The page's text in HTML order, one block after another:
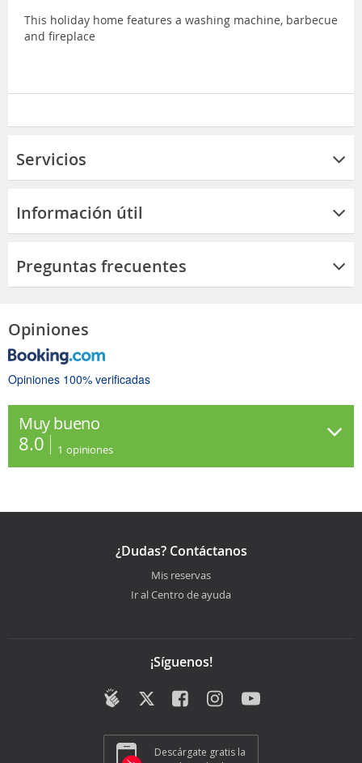
This holiday home features a washing machine, barbecue
and fireplace
Servicios
Información útil
Preguntas frecuentes
Opiniones
Opiniones 100% verificadas
Muy bueno
8.0 1 opiniones
¿Dudas? Contáctanos
Mis reservas
Ir al Centro de ayuda
¡Síguenos!
Descárgate gratis la